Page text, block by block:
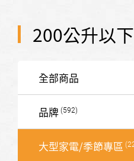
200公升以下
全部商品
品牌
大型家電/季節專區